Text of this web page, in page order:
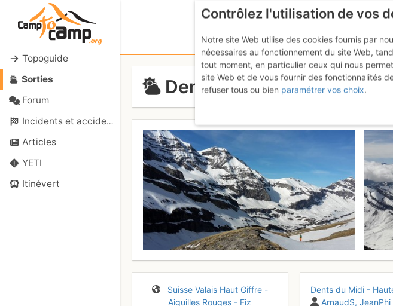
Topoguide
Sorties
Forum
Incidents et accidents
Articles
YETI
Itinévert
Dents du Midi - Haute
Suisse Valais Haut Giffre -
Aiguilles Rouges - Fiz
Dents du Midi -
ArnaudS JeanPhi
Contrôlez l'utilisation de vos
Notre site Web utilise des cookies fournis par
nécessaires au fonctionnement du site Web,
tout moment, en particulier ceux qui nous
site Web et de vous fournir des fonctionnalités
refuser tous ou bien paramétrer vos choix.